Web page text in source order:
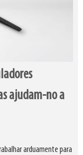
ajudam-no a
arduamente para